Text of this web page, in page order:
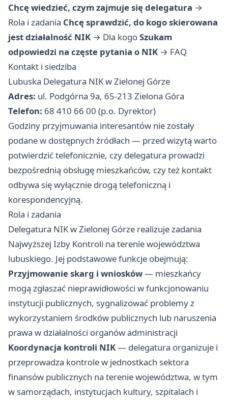
Chcę wiedzieć, czym zajmuje się delegatura →
Rola i zadania Chcę sprawdzić, do kogo skierowana
jest działalność NIK → Dla kogoSzukam
odpowiedzi na częste pytania o NIK → FAQ
Kontakt i siedziba
Lubuska Delegatura NIK w Zielonej Górze
Adres: ul. Podgórna 9a, 65-213 Zielona Góra
Telefon: 68 410 66 00 (p.o. Dyrektor)
Godziny przyjmuwania interesantów nie zostały
podane w dostępnych źródłach — przed wizytą warto
potwierdzić telefonicznie, czy delegatura prowadzi
bezpośrednią obsługę mieszkańców, czy też kontakt
odbywa się wyłącznie drogą telefoniczną i
korespondencyjną.
Rola i zadania
Delegatura NIK w Zielonej Górze realizuje zadania
Najwyższej Izby Kontroli na terenie województwa
lubuskiego. Jej podstawowe funkcje obejmują:
Przyjmowanie skarg i wniosków— mieszkańcy
mogą zgłaszać nieprawidłowości w funkcjonowaniu
instytucji publicznych, sygnalizować problemy z
wykorzystaniem środków publicznych lub naruszenia
prawa w działalności organów administracji
Koordynacja kontroli NIK— delegatura organizuje i
przeprowadza kontrole w jednostkach sektora
finansów publicznych na terenie województwa, w tym
w samorządach, instytucjach kultury, szpitalach i